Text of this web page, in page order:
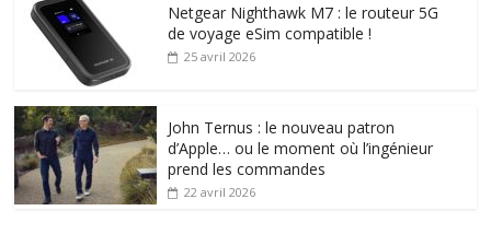
Netgear Nighthawk M7 : le routeur 5G
de voyage eSim compatible !
25 avril 2026
John Ternus : le nouveau patron
d’Apple… ou le moment où l’ingénieur
prend les commandes
22 avril 2026